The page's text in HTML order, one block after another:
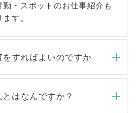
勤・スポットのお仕事紹介も
す。
をすればよいのですか
きましたら、弊社担当者がご
認し、その後メールもしくは
はなんですか？